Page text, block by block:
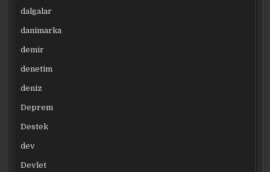
dalgalar
danimarka
demir
denetim
deniz
Deprem
Destek
dev
Devlet